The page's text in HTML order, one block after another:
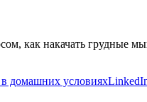
как накачать
домашних условиях